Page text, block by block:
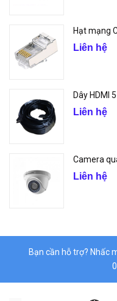
Hạt mạng
Liên hệ
Dây HDMI
Liên hệ
Camera
Liên hệ
Bạn cần hỗ trợ? Nhấc